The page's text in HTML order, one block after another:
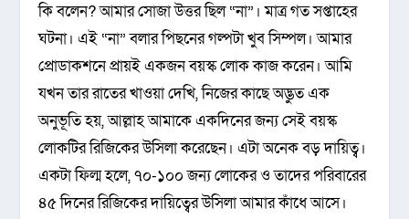
কি বলেন? আমার সোজা উত্তর ছিল “না”। মাত্র গত সপ্তাহের
ঘটনা। এই “না” বলার পিছনের গল্পটা খুব সিম্পল। আমার
প্রোডাকশনে প্রায়ই একজন বয়স্ক লোক কাজ করেন। আমি
যখন তার রাতের খাওয়া দেখি, নিজের কাছে অদ্ভুত এক
অনুভূতি হয়, আল্লাহ আমাকে একদিনের জন্য সেই বয়স্ক
লোকটির রিজিকের উসিলা করেছেন। এটা অনেক বড় দায়িত্ব।
একটা ফিল্ম হলে, ৭০-১০০ জন্য লোকের ও তাদের পরিবারের
৪৫ দিনের রিজিকের দায়িত্বের উসিলা আমার কাঁধে আসে।